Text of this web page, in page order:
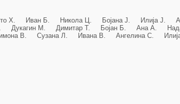
Х. Иван Б. Никола Ц. Бојана Ј. Илија Ј.
Ј. Дукагин М. Димитар Т. Бојан Б. Ана А.
В. Сузана Л. Ивана В. Ангелина С.